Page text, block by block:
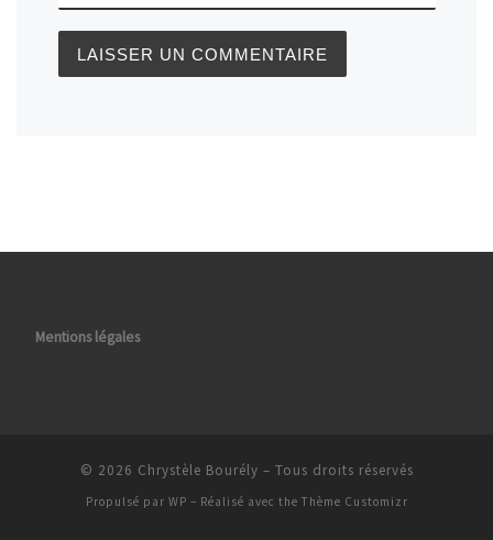
Mentions légales
© 2026 Chrystèle Bourély – Tous droits réservés
Propulsé par WP – Réalisé avec the Thème Customizr